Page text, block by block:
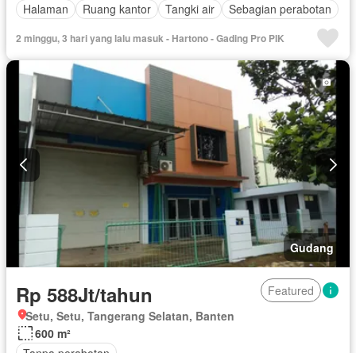
Halaman
Ruang kantor Tangki air Sebagian perabotan
2 minggu, 3 hari yang lalu masuk - Hartono - Gading Pro PIK
Gudang
Rp 588Jt/tahun
Featured
Setu, Setu, Tangerang Selatan, Banten
600 m²